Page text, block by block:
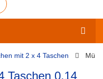
mit 2 x 4 Taschen
Taschen 0,14